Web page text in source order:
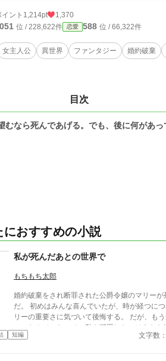
ント 1,214pt 1,370
位 / 228,622件 恋愛 588 位 / 66,322件
女主人公 異世界 ファンタジー 婚約破棄
目次
むなら死んであげる。でも、後に何があっ
におすすめの小説
私が死んだあとの世界で
もちもち太郎
婚約破棄をされ断罪された公爵令嬢のマリーが
だ。 初めはみんな喜んでいたが、時が経つにつれマ
リーの重要さに気づいて後悔する。 だが、もう遅
い。なんてったって、私を断罪したのはあなた
ですから。
短編 文字数